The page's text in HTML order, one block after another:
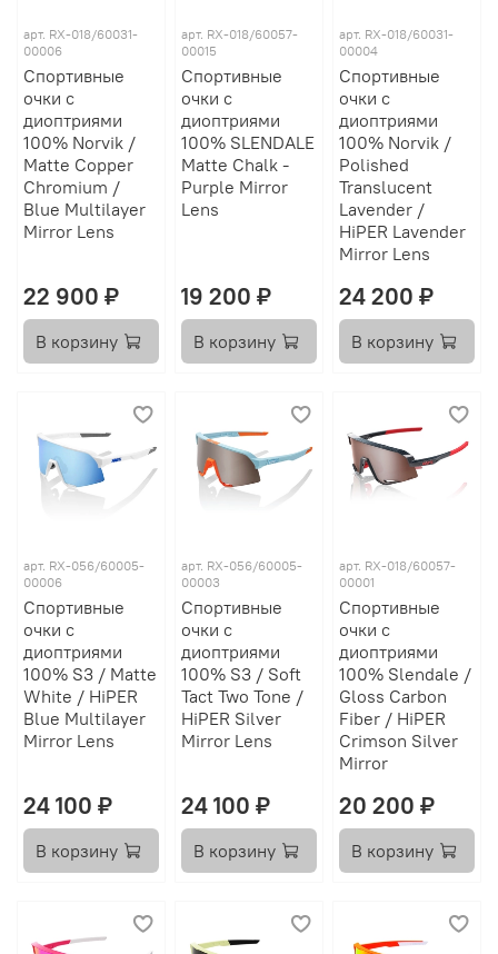
арт. RX-018/60031-
00006
Спортивные
очки с
диоптриями
100% Norvik /
Matte Copper
Chromium /
Blue Multilayer
Mirror Lens
22 900 ₽
В корзину
арт. RX-018/60057-
00015
Спортивные
очки с
диоптриями
100% SLENDALE
Matte Chalk -
Purple Mirror
Lens
19 200 ₽
В корзину
арт. RX-018/60031-
00004
Спортивные
очки с
диоптриями
100% Norvik /
Polished
Translucent
Lavender /
HiPER Lavender
Mirror Lens
24 200 ₽
В корзину
арт. RX-056/60005-
00006
Спортивные
очки с
диоптриями
100% S3 / Matte
White / HiPER
Blue Multilayer
Mirror Lens
24 100 ₽
В корзину
арт. RX-056/60005-
00003
Спортивные
очки с
диоптриями
100% S3 / Soft
Tact Two Tone /
HiPER Silver
Mirror Lens
24 100 ₽
В корзину
арт. RX-018/60057-
00001
Спортивные
очки с
диоптриями
100% Slendale /
Gloss Carbon
Fiber / HiPER
Crimson Silver
Mirror
20 200 ₽
В корзину